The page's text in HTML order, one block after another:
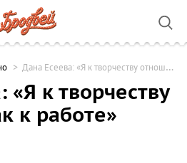
Дана Есеева: «Я к творчеству отношусь как к работе»
«Я к творчеству
к работе»